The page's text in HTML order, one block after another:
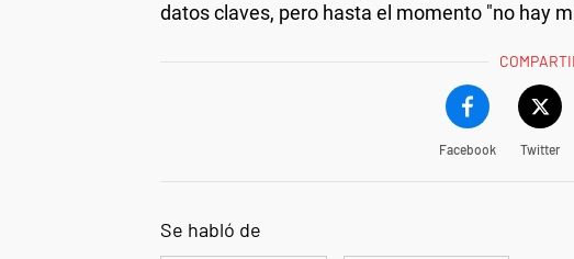
datos claves, pero hasta el momento "no hay
Facebook Twitter
Se habló de